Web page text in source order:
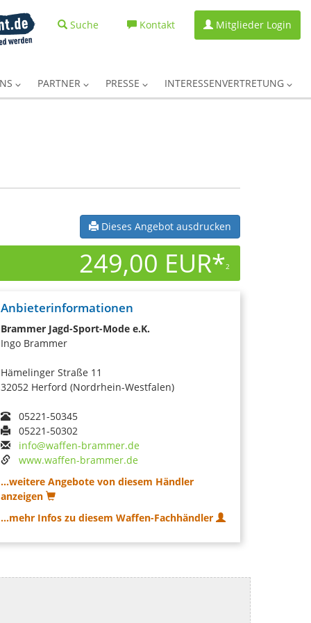
Suche Kontakt Mitglieder Login
PARTNER PRESSE INTERESSENVERTRETUNG
Dieses Angebot ausdrucken
249,00 EUR*2
Anbieterinformationen
Brammer Jagd-Sport-Mode e.K.
Ingo Brammer
Hämelinger Straße 11
32052 Herford (Nordrhein-Westfalen)
05221-50345
05221-50302
info@waffen-brammer.de
www.waffen-brammer.de
...weitere Angebote von diesem Händler
anzeigen
...mehr Infos zu diesem Waffen-Fachhändler